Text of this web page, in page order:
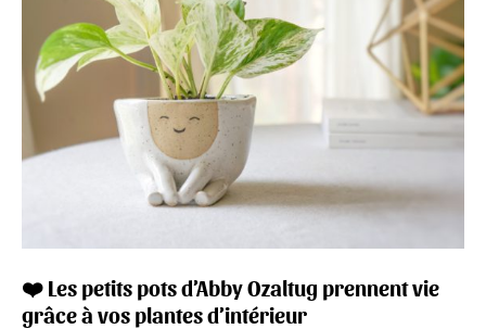
❤️ Les petits pots d’Abby Ozaltug prennent vie
grâce à vos plantes d’intérieur